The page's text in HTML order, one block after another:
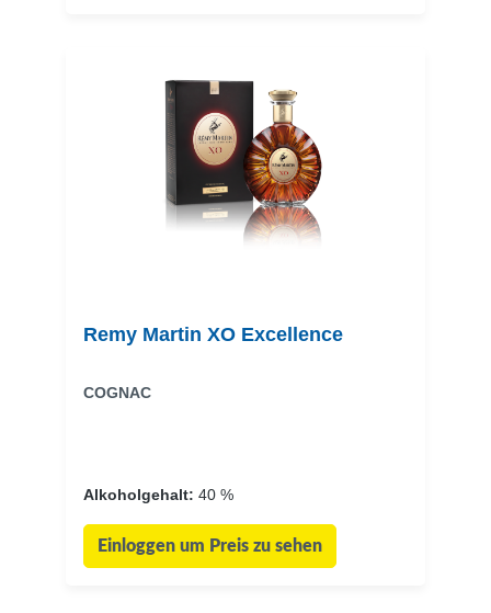
Remy Martin XO Excellence
COGNAC
Alkoholgehalt: 40 %
Einloggen um Preis zu sehen